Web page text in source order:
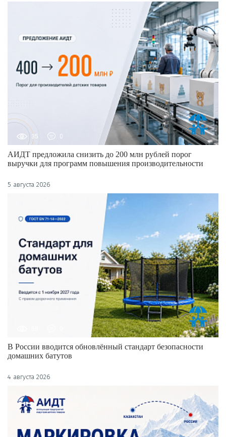
35 0
АИДТ предложила снизить до 200 млн рублей порог
выручки для программ повышения производительности
5 августа 2026
В России вводится обновлённый стандарт безопасности
домашних батутов
4 августа 2026